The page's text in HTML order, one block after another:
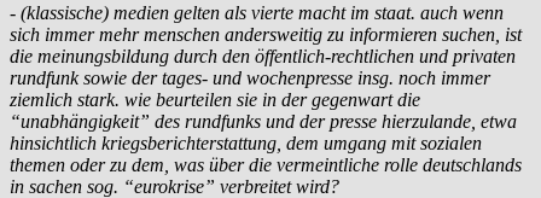
- (klassische) medien gelten als vierte macht im staat. auch wenn
sich immer mehr menschen andersweitig zu informieren suchen, ist
die meinungsbildung durch den öffentlich-rechtlichen und privaten
rundfunk sowie der tages- und wochenpresse insg. noch immer
ziemlich stark. wie beurteilen sie in der gegenwart die
“unabhängigkeit” des rundfunks und der presse hierzulande, etwa
hinsichtlich kriegsberichterstattung, dem umgang mit sozialen
themen oder zu dem, was über die vermeintliche rolle deutschlands
in sachen sog. “eurokrise” verbreitet wird?